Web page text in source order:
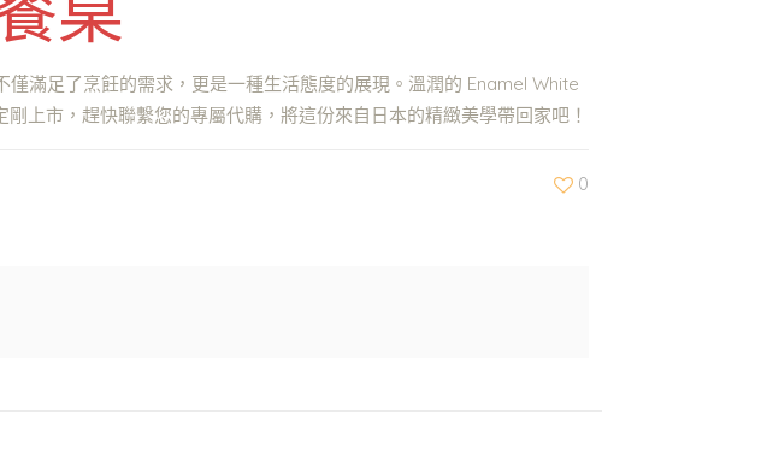
滿足了烹飪的需求，更是一種生活態度的展現。溫潤的 Enamel White
上市，趕快聯繫您的專屬代購，將這份來自日本的精緻美學帶回家吧！
0